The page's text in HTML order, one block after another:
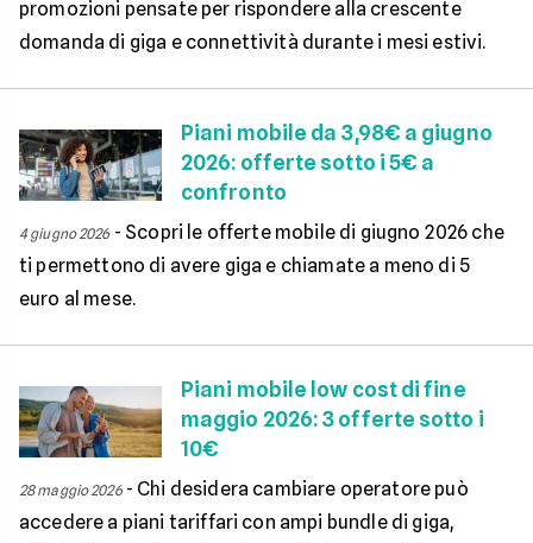
promozioni pensate per rispondere alla crescente
domanda di giga e connettività durante i mesi estivi.
Piani mobile da 3,98€ a giugno
2026: offerte sotto i 5€ a
confronto
4 giugno 2026 - Scopri le offerte mobile di giugno 2026 che
ti permettono di avere giga e chiamate a meno di 5
euro al mese.
Piani mobile low cost di fine
maggio 2026: 3 offerte sotto i
10€
28 maggio 2026- Chi desidera cambiare operatore può
accedere a piani tariffari con ampi bundle di giga,